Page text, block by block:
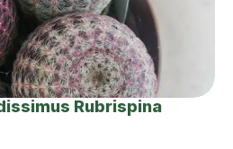
Rubrispina